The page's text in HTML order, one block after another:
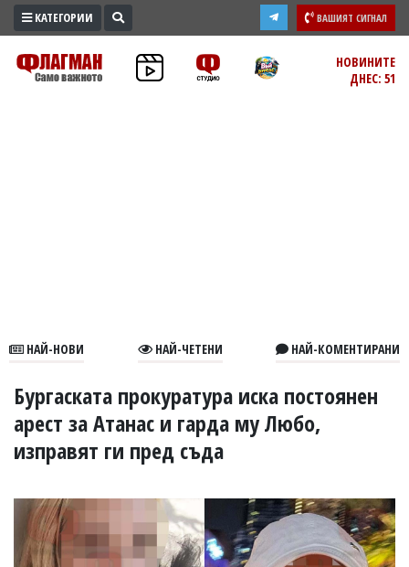
ПРОМО
ЗОНА
В
УКРАЙНА
СПОРТ
РАЗСЛЕДВАНЕ
БИЗНЕС
КАТЕГОРИИ ВАШИЯТ СИГНАЛ
НОВИНИТЕ
ДНЕС: 51
НАЙ-НОВИ НАЙ-ЧЕТЕНИ НАЙ-КОМЕНТИРАНИ
Бургаската прокуратура иска постоянен
арест за Атанас и гарда му Любо,
изправят ги пред съда